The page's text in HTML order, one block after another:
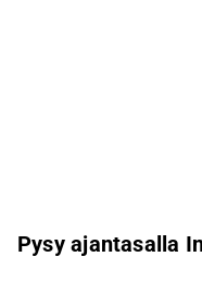
Pysy ajantasalla